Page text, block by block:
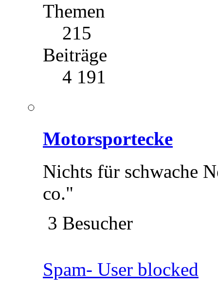
Themen
215
Beiträge
4 191
Motorsportecke
Nichts für schwache
co."
3 Besucher
Spam- User blocked